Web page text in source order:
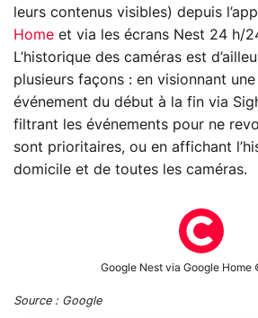
leurs contenus visibles) depuis
Home et via les écrans Nest 24 h/
L’historique des caméras est
plusieurs façons : en visionnant
événement du début à la fin via
filtrant les événements pour ne
sont prioritaires, ou en affichant
domicile et de toutes les caméras.
Google Nest via Google Home
Source : Google